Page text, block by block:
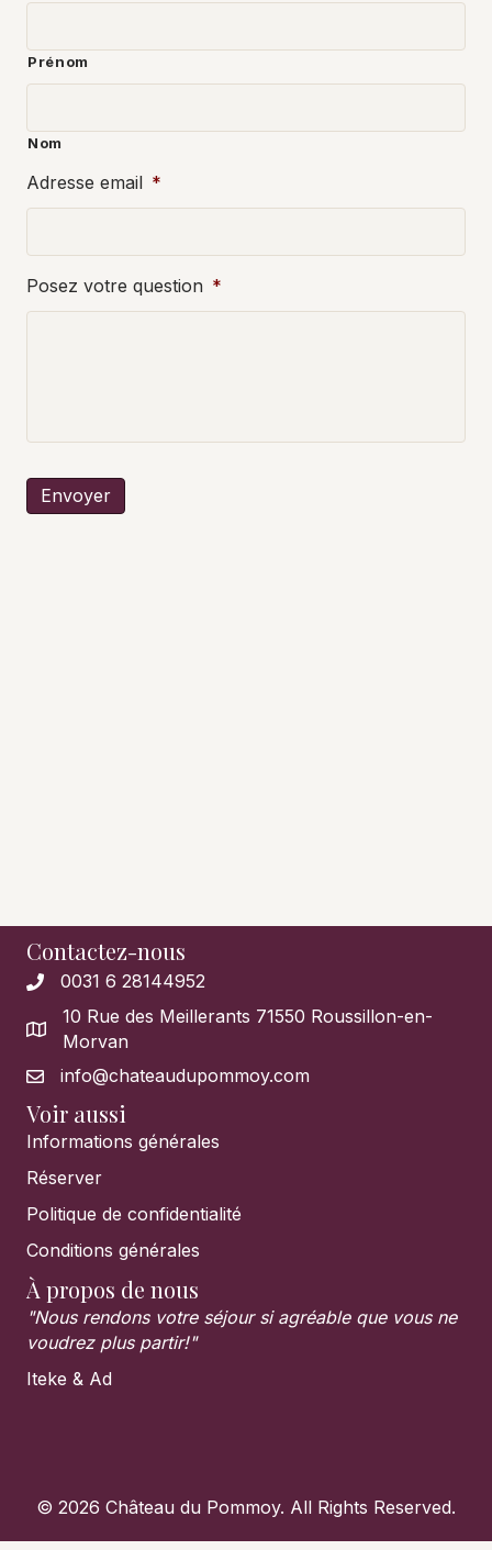
Prénom
Nom
Adresse email *
Posez votre question *
Envoyer
Contactez-nous
0031 6 28144952
10 Rue des Meillerants 71550 Roussillon-en-
Morvan
info@chateaudupommoy.com
Voir aussi
Informations générales
Réserver
Politique de confidentialité
Conditions générales
À propos de nous
"Nous rendons votre séjour si agréable que vous ne
voudrez plus partir!"
Iteke & Ad
© 2026 Château du Pommoy. All Rights Reserved.